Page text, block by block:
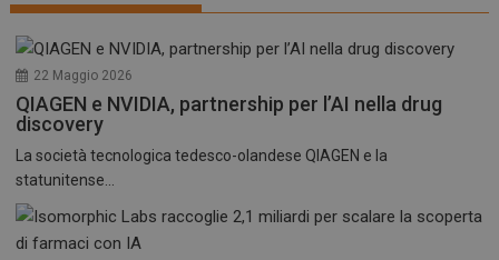
22 Maggio 2026
QIAGEN e NVIDIA, partnership per l’AI nella drug
discovery
La società tecnologica tedesco-olandese QIAGEN e la
statunitense...